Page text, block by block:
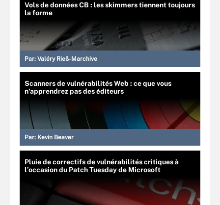
Vols de données CB : les skimmers tiennent toujours
la forme
Par: Valéry Rieß-Marchive
Scanners de vulnérabilités Web : ce que vous
n’apprendrez pas des éditeurs
Par: Kevin Beaver
Pluie de correctifs de vulnérabilités critiques à
l’occasion du Patch Tuesday de Microsoft